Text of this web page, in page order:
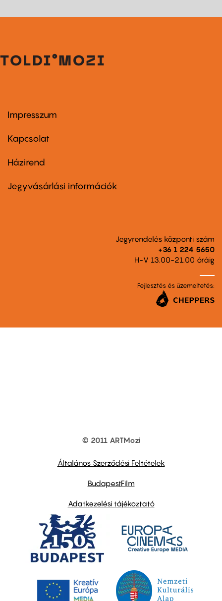
Footer
first
Impresszum
Kapcsolat
Footer
second
Házirend
Jegyvásárlási információk
Jegyrendelés központi szám
+36 1 224 5650
H-V 13.00-21.00 óráig
Fejlesztés és üzemeltetés:
© 2011 ARTMozi
Általános Szerződési Feltételek
BudapestFilm
Adatkezelési tájékoztató